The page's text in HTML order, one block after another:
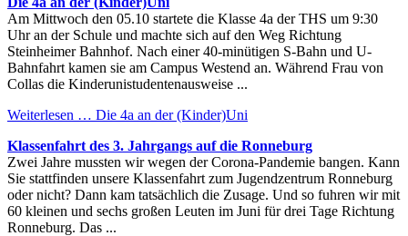
Am Mittwoch den 05.10 startete die Klasse 4a der THS um 9:30
Uhr an der Schule und machte sich auf den Weg Richtung
Steinheimer Bahnhof. Nach einer 40-minütigen S-Bahn und U-
Bahnfahrt kamen sie am Campus Westend an. Während Frau von
Collas die Kinderunistudentenausweise ...
Weiterlesen … Die 4a an der (Kinder)Uni
Klassenfahrt des 3. Jahrgangs auf die Ronneburg
Zwei Jahre mussten wir wegen der Corona-Pandemie bangen. Kann
Sie stattfinden unsere Klassenfahrt zum Jugendzentrum Ronneburg
oder nicht? Dann kam tatsächlich die Zusage. Und so fuhren wir mit
60 kleinen und sechs großen Leuten im Juni für drei Tage Richtung
Ronneburg. Das ...